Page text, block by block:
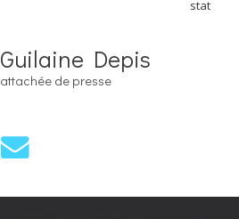
stat
Guilaine Depis
attachée de presse